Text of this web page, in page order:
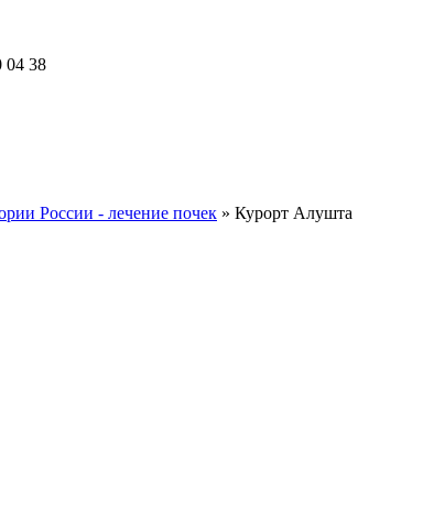
04 38
России - лечение почек » Курорт Алушта